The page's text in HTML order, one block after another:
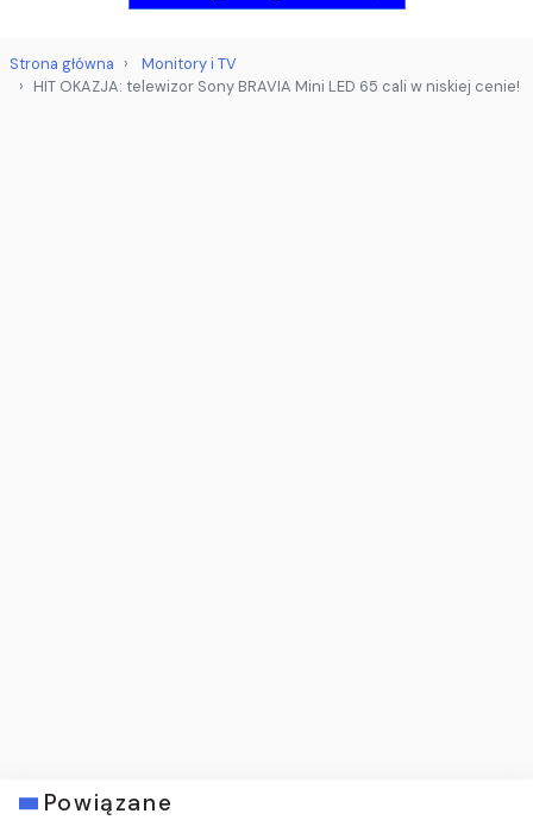
Strona główna
Monitory i TV
HIT OKAZJA: telewizor Sony BRAVIA Mini LED 65 cali w niskiej cenie!
Powiązane